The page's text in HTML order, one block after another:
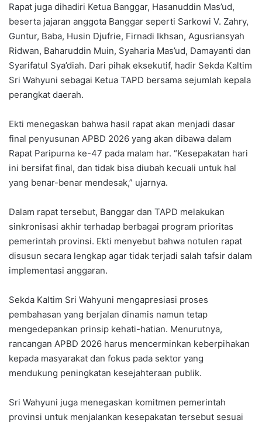
Rapat juga dihadiri Ketua Banggar, Hasanuddin Mas’ud,
beserta jajaran anggota Banggar seperti Sarkowi V. Zahry,
Guntur, Baba, Husin Djufrie, Firnadi Ikhsan, Agusriansyah
Ridwan, Baharuddin Muin, Syaharia Mas’ud, Damayanti dan
Syarifatul Sya’diah. Dari pihak eksekutif, hadir Sekda Kaltim
Sri Wahyuni sebagai Ketua TAPD bersama sejumlah kepala
perangkat daerah.
Ekti menegaskan bahwa hasil rapat akan menjadi dasar
final penyusunan APBD 2026 yang akan dibawa dalam
Rapat Paripurna ke-47 pada malam har. “Kesepakatan hari
ini bersifat final, dan tidak bisa diubah kecuali untuk hal
yang benar-benar mendesak,” ujarnya.
Dalam rapat tersebut, Banggar dan TAPD melakukan
sinkronisasi akhir terhadap berbagai program prioritas
pemerintah provinsi. Ekti menyebut bahwa notulen rapat
disusun secara lengkap agar tidak terjadi salah tafsir dalam
implementasi anggaran.
Sekda Kaltim Sri Wahyuni mengapresiasi proses
pembahasan yang berjalan dinamis namun tetap
mengedepankan prinsip kehati-hatian. Menurutnya,
rancangan APBD 2026 harus mencerminkan keberpihakan
kepada masyarakat dan fokus pada sektor yang
mendukung peningkatan kesejahteraan publik.
Sri Wahyuni juga menegaskan komitmen pemerintah
provinsi untuk menjalankan kesepakatan tersebut sesuai